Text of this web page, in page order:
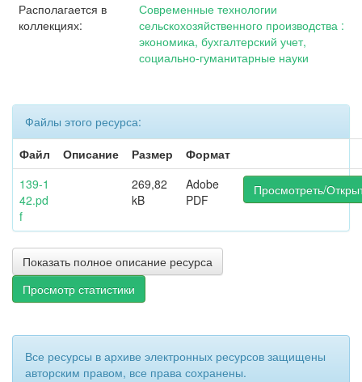
Располагается в
коллекциях:
Современные технологии
сельскохозяйственного производства :
экономика, бухгалтерский учет,
социально-гуманитарные науки
Файлы этого ресурса:
Файл
Описание Размер
Формат
139-1
42.pd
f
269,82
kB
Adobe
PDF
Просмотреть/
Показать полное описание ресурса
Просмотр статистики
Все ресурсы в архиве электронных ресурсов защищены
авторским правом, все права сохранены.